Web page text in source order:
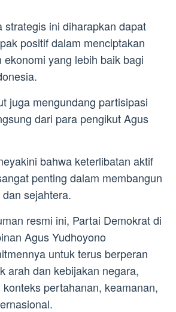
strategis ini diharapkan dapat
positif dalam menciptakan
ekonomi yang lebih baik bagi
juga mengundang partisipasi
dari para pengikut Agus
bahwa keterlibatan aktif
penting dalam membangun
sejahtera.
resmi ini, Partai Demokrat di
Agus Yudhoyono
untuk terus berperan
arah dan kebijakan negara,
pertahanan, keamanan,